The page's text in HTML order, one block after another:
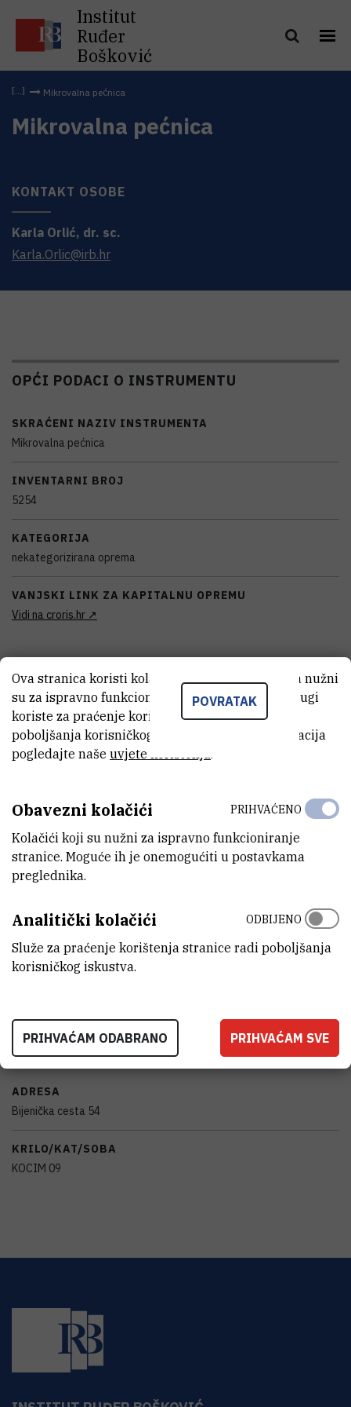
Institut
Ruđer
Bošković
Mikrovalna pećnica
Mikrovalna pećnica
KONTAKT OSOBE
Karla Orlić, dr. sc.
Karla.Orlic@irb.hr
OPĆI PODACI O INSTRUMENTU
SKRAĆENI NAZIV INSTRUMENTA
Mikrovalna pećnica
INVENTARNI BROJ
5254
KATEGORIJA
nekategorizirana oprema
VANJSKI LINK ZA KAPITALNU OPREMU
Vidi na croris.hr
KARAKTERISTIKE
MODEL
M20MB
Končar
DETALJNE TEHNIČKE KARAKTERISTIKE
Mikrovalna pećnica za moluekularne i mikrobiološke analize
Ne
RAD NA DALJINU
LOKACIJA
ADRESA
Bijenička cesta 54
KRILO/KAT/SOBA
KOCIM 09
POVRATAK
Ova stranica koristi kolačiće. Neki od tih kolačića nužni
su za ispravno funkcioniranje stranice, dok se drugi
koriste za praćenje korištenja stranice radi
poboljšanja korisničkog iskustva. Za više informacija
pogledajte naše uvjete korištenja.
Obavezni kolačići
Kolačići koji su nužni za ispravno funkcioniranje
stranice. Moguće ih je onemogućiti u postavkama
preglednika.
PRIHVAĆENO
Analitički kolačići
Služe za praćenje korištenja stranice radi poboljšanja
korisničkog iskustva.
ODBIJENO
PRIHVAĆAM ODABRANO PRIHVAĆAM SVE